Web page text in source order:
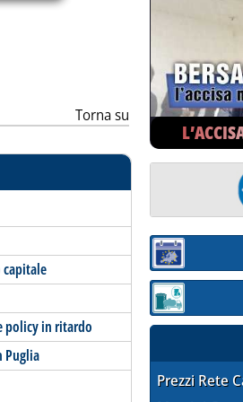
Torna su
policy in ritardo
Puglia
Sezione:
Sezione:
Prezzi Rete